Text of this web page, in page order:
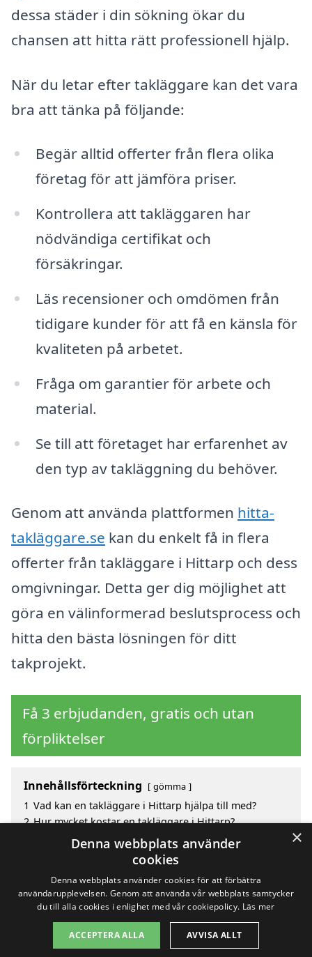
dessa städer i din sökning ökar du
chansen att hitta rätt professionell hjälp.
När du letar efter takläggare kan det vara
bra att tänka på följande:
Begär alltid offerter från flera olika
företag för att jämföra priser.
Kontrollera att takläggaren har
nödvändiga certifikat och
försäkringar.
Läs recensioner och omdömen från
tidigare kunder för att få en känsla för
kvaliteten på arbetet.
Fråga om garantier för arbete och
material.
Se till att företaget har erfarenhet av
den typ av takläggning du behöver.
Genom att använda plattformen hitta-
takläggare.se kan du enkelt få in flera
offerter från takläggare i Hittarp och dess
omgivningar. Detta ger dig möjlighet att
göra en välinformerad beslutsprocess och
hitta den bästa lösningen för ditt
takprojekt.
Få 3 erbjudanden, gratis och utan
förpliktelser
Innehållsförteckning gömma
1 Vad kan en takläggare i Hittarp hjälpa till med?
2 Hur mycket kostar en takläggare i Hittarp?
Fördelar med att välja takläggare i Hittarp
Sök efter en skicklig takläggare i de omgivande
Copyright 2026 - Pilanto Aps
×
Denna webbplats använder
cookies
Denna webbplats använder cookies för att förbättra
användarupplevelsen. Genom att använda vår webbplats samtycker
du till alla cookies i enlighet med vår cookiepolicy. Läs mer
ACCEPTERA ALLA AVVISA ALLT